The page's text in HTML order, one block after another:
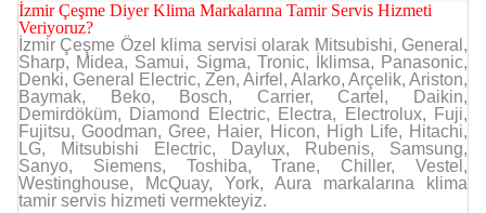
İzmir Çeşme Diyer Klima Markalarına Tamir Servis Hizmeti
Veriyoruz?
İzmir Çeşme Özel klima servisi olarak Mitsubishi, General,
Sharp, Midea, Samui, Sigma, Tronic, İklimsa, Panasonic,
Denki, General Electric, Zen, Airfel, Alarko, Arçelik, Ariston,
Baymak, Beko, Bosch, Carrier, Cartel, Daikin,
Demirdöküm, Diamond Electric, Electra, Electrolux, Fuji,
Fujitsu, Goodman, Gree, Haier, Hicon, High Life, Hitachi,
LG, Mitsubishi Electric, Daylux, Rubenis, Samsung,
Sanyo, Siemens, Toshiba, Trane, Chiller, Vestel,
Westinghouse, McQuay, York, Aura markalarına klima
tamir servis hizmeti vermekteyiz.